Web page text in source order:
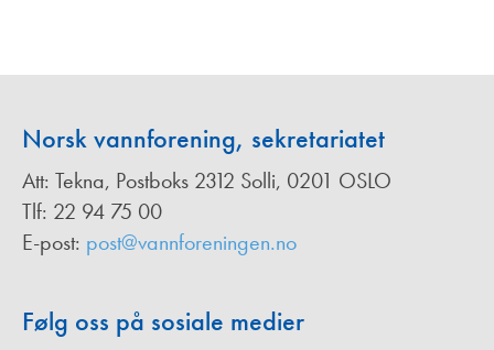
Norsk vannforening, sekretariatet
Att: Tekna, Postboks 2312 Solli, 0201 OSLO
Tlf: 22 94 75 00
E-post: post@vannforeningen.no
Følg oss på sosiale medier